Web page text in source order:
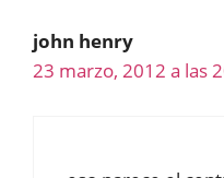
john henry
23 marzo, 2012 a las